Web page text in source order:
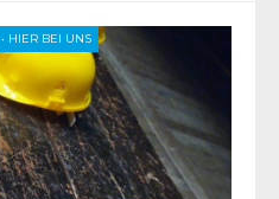
HIER BEI UNS